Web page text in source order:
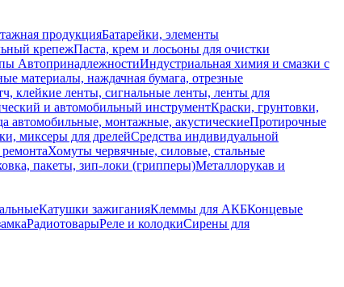
продукцияБатарейки, элементы
крепежПаста, крем и лосьоны для очистки
АвтопринадлежностиИндустриальная химия и смазки с
материалы, наждачная бумага, отрезные
клейкие ленты, сигнальные ленты, ленты для
и автомобильный инструментКраски, грунтовки,
автомобильные, монтажные, акустическиеПротирочные
миксеры для дрелейСредства индивидуальной
Хомуты червячные, силовые, стальные
пакеты, зип-локи (грипперы)Металлорукав и
Катушки зажиганияКлеммы для АКБКонцевые
РадиотоварыРеле и колодкиСирены для